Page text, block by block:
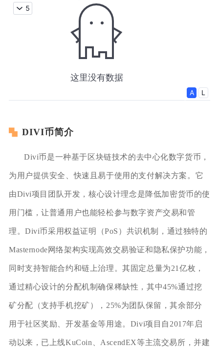
DIVI币简介
Divi币是一种基于区块链技术的去中心化数字货币，
为用户提供安全、快速且易于使用的支付解决方案。它
由Divi项目团队开发，核心设计理念是降低加密货币的使
用门槛，让普通用户也能轻松参与数字资产交易和管
理。Divi币采用权益证明（PoS）共识机制，通过独特的
Masternode网络架构实现高效交易验证和隐私保护功能，
同时支持智能合约和链上治理。其固定总量为21亿枚，
通过精心设计的分配机制确保稀缺性，其中45%通过挖
矿分配（支持手机挖矿），25%为团队保留，其余部分
用于社区奖励、开发基金等用途。Divi项目自2017年启
动以来，已上线KuCoin、AscendEX等主流交易所，并建